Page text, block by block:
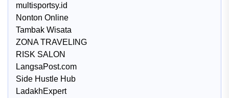
multisportsy.id
Nonton Online
Tambak Wisata
ZONA TRAVELING
RISK SALON
LangsaPost.com
Side Hustle Hub
LadakhExpert